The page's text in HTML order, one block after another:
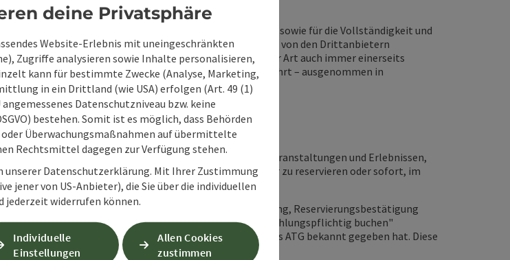
für die Leistungen des Kunden oder der Drittanbieter sowie für die Vollständigkeit und
welcher Art auch immer (allesamt kurz „Inhalte
“), die von den Drittanbietern
dem Kunden keine Überprüfung und Kontrolle welcher Art auch immer einerseits
und auf dem Portal platzierten Inhalte und führt – ausgenommen in
Inhalte durch.
mit der Buchung und Reservierung von Veranstaltungen und Erlebnissen,
Tickets für diese Eigenveranstaltungen entweder zu reservieren oder sofort, im
in Textform (z.B. E-Mail, Aushändigung einer Rechnung, Reservierungsbestätigung
in das Anmeldeformular eingegeben und den Button „Zahlungspflichtig buchen"
oder diese vor Ort in den Geschäftsräumlichkeiten des ATG bekannt gegeben hat. Diese
Anbieter vor Ort vorzulegen.
deine Privatsphäre
Website-Erlebnis mit uneingeschränkten
Zugriffe analysieren sowie Inhalte personalisieren,
kann für bestimmte Zwecke (Analyse, Marketing,
in ein Drittland (wie USA) erfolgen (Art. 49 (1)
angemessenes Datenschutzniveau bzw. keine
bestehen. Somit ist es möglich, dass Behörden
Überwachungsmaßnahmen auf übermittelte
Rechtsmittel dagegen zur Verfügung stehen.
unserer Datenschutzerklärung. Mit Ihrer Zustimmung
jener von US-Anbieter), die Sie über die individuellen
jederzeit widerrufen können.
Individuelle
Einstellungen
Allen Cookies
zustimmen